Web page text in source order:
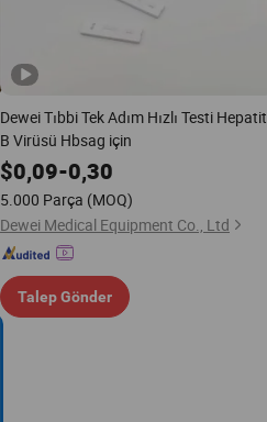
Dewei Tıbbi Tek Adım Hızlı Testi Hepatit
B Virüsü Hbsag için
$0,09-0,30
5.000 Parça (MOQ)
Dewei Medical Equipment Co., Ltd
Talep Gönder